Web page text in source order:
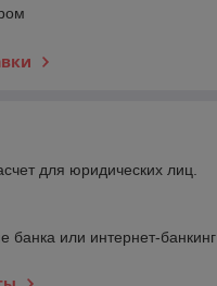
для юридических лиц.
банка или интернет-банкинг